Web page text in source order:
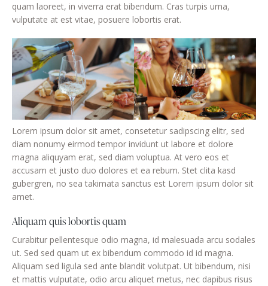
quam laoreet, in viverra erat bibendum. Cras turpis urna,
vulputate at est vitae, posuere lobortis erat.
Lorem ipsum dolor sit amet, consetetur sadipscing elitr, sed
diam nonumy eirmod tempor invidunt ut labore et dolore
magna aliquyam erat, sed diam voluptua. At vero eos et
accusam et justo duo dolores et ea rebum. Stet clita kasd
gubergren, no sea takimata sanctus est Lorem ipsum dolor sit
amet.
Aliquam quis lobortis quam
Curabitur pellentesque odio magna, id malesuada arcu sodales
ut. Sed sed quam ut ex bibendum commodo id id magna.
Aliquam sed ligula sed ante blandit volutpat. Ut bibendum, nisi
et mattis vulputate, odio arcu aliquet metus, nec dapibus risus